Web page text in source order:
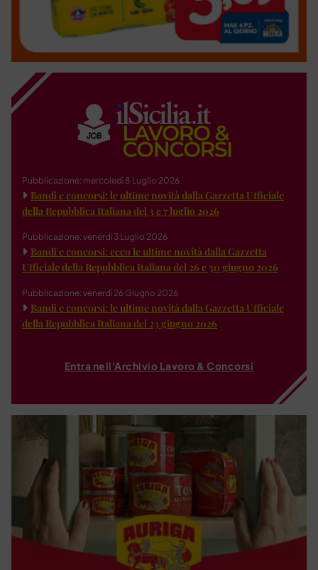
Pubblicazione: mercoledì 8 Luglio 2026
Bandi e concorsi: le ultime novità dalla Gazzetta Ufficiale
della Repubblica Italiana del 3 e 7 luglio 2026
Pubblicazione: venerdì 3 Luglio 2026
Bandi e concorsi: ecco le ultime novità dalla Gazzetta
Ufficiale della Repubblica Italiana del 26 e 30 giugno 2026
Pubblicazione: venerdì 26 Giugno 2026
Bandi e concorsi: le ultime novità dalla Gazzetta Ufficiale
della Repubblica Italiana del 23 giugno 2026
Entra nell'Archivio Lavoro & Concorsi